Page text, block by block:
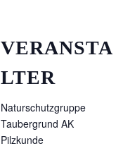
VERANSTA
LTER
Naturschutzgruppe
Taubergrund AK
Pilzkunde